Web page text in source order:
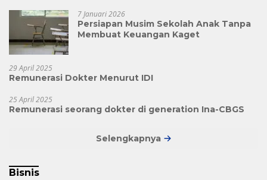
7 Januari 2026
Persiapan Musim Sekolah Anak Tanpa
Membuat Keuangan Kaget
29 April 2025
Remunerasi Dokter Menurut IDI
25 April 2025
Remunerasi seorang dokter di generation Ina-CBGS
Selengkapnya
Bisnis